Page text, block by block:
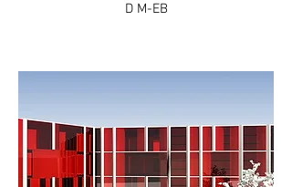
D M-EB